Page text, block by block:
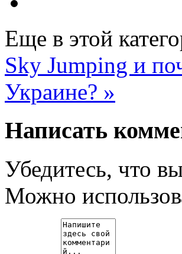
Еще в этой
Sky Jumping и
Украине? »
Написать
Убедитесь, что
Можно